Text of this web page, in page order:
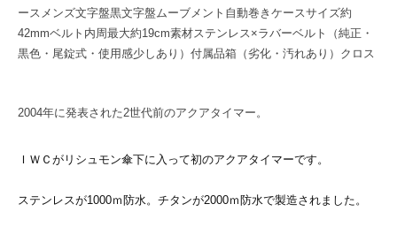
ースメンズ文字盤黒文字盤ムーブメント自動巻きケースサイズ約
42mmベルト内周最大約19cm素材ステンレス×ラバーベルト（純正・
黒色・尾錠式・使用感少しあり）付属品箱（劣化・汚れあり）クロス
2004年に発表された2世代前のアクアタイマー。
ＩＷＣがリシュモン傘下に入って初のアクアタイマーです。
ステンレスが1000ｍ防水。チタンが2000ｍ防水で製造されました。